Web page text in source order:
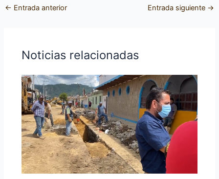
← Entrada anterior Entrada siguiente →
Noticias relacionadas